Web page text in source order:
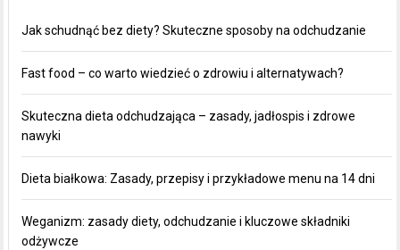
Jak schudnąć bez diety? Skuteczne sposoby na odchudzanie
Fast food – co warto wiedzieć o zdrowiu i alternatywach?
Skuteczna dieta odchudzająca – zasady, jadłospis i zdrowe
nawyki
Dieta białkowa: Zasady, przepisy i przykładowe menu na 14 dni
Weganizm: zasady diety, odchudzanie i kluczowe składniki
odżywcze